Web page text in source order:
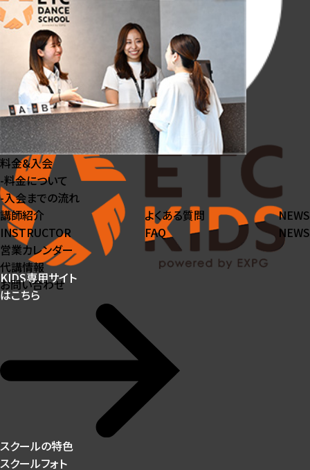
料金&入会
-料⾦について
-⼊会までの流れ
講師紹介
INSTRUCTOR
よくある質問
FAQ
NEWS
NEWS
営業カレンダー
代講情報
お問い合わせ
KIDS専用サイト
はこちら
スクールの特色
スクールフォト